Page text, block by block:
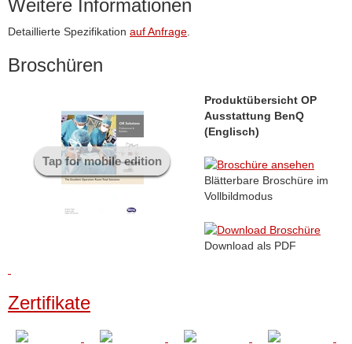
Weitere Informationen
Detaillierte Spezifikation auf Anfrage.
Broschüren
Tap for mobile edition
Produktübersicht OP
Ausstattung BenQ
(Englisch)
Blätterbare Broschüre im
Vollbildmodus
Download als PDF
Zertifikate